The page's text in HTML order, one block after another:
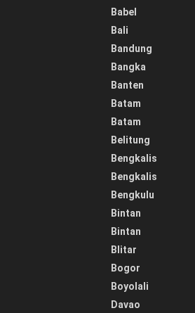
Babel
Bali
Bandung
Bangka
Banten
Batam
Batam
Belitung
Bengkalis
Bengkalis
Bengkulu
Bintan
Bintan
Blitar
Bogor
Boyolali
Davao